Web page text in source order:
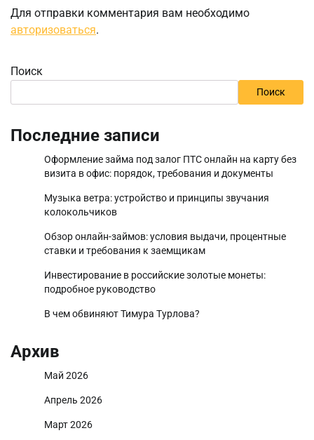
Для отправки комментария вам необходимо
авторизоваться.
Поиск
Поиск
Последние записи
Оформление займа под залог ПТС онлайн на карту без
визита в офис: порядок, требования и документы
Музыка ветра: устройство и принципы звучания
колокольчиков
Обзор онлайн-займов: условия выдачи, процентные
ставки и требования к заемщикам
Инвестирование в российские золотые монеты:
подробное руководство
В чем обвиняют Тимура Турлова?
Архив
Май 2026
Апрель 2026
Март 2026